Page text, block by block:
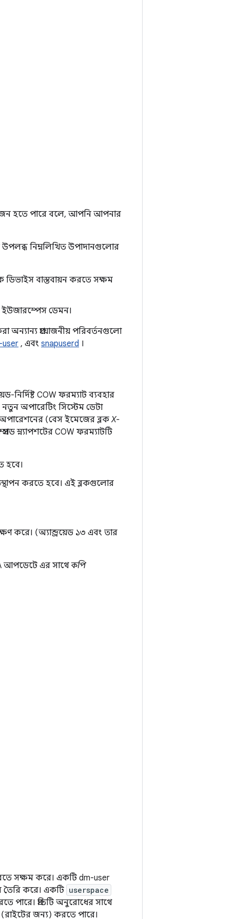
হতে পারে বলে, আপনি আপনার
উপলব্ধ নিম্নলিখিত উপাদানগুলোর
বাস্তবায়ন করতে সক্ষম
ইউজারস্পেস ডেমন।
অন্যান্য প্রয়োজনীয় পরিবর্তনগুলো
user , এবং snapuserd ।
নির্দিষ্ট COW ফরম্যাট ব্যবহার
অপারেটিং সিস্টেম ডেটা
(বেস ইমেজের ব্লকX-
স্ন্যাপশটের COW ফরম্যাটটি
হবে।
করতে হবে। এই ব্লকগুলোর
করে। (অ্যান্ড্রয়েড ১৩ এবং তার
আপডেটে এর সাথেকপি
সক্ষম করে। একটি dm-user
তৈরি করে। একটি userspace
পারে। প্রতিটি অনুরোধের সাথে
জন্য) করতে পারে।